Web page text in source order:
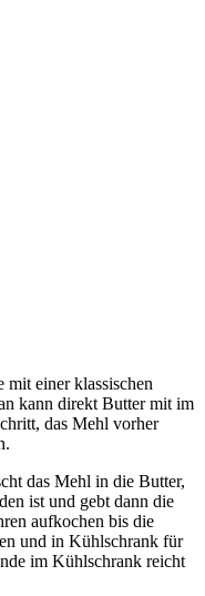
einer klassischen
kann direkt Butter mit im
das Mehl vorher
das Mehl in die Butter,
ist und gebt dann die
aufkochen bis die
und in Kühlschrank für
im Kühlschrank reicht